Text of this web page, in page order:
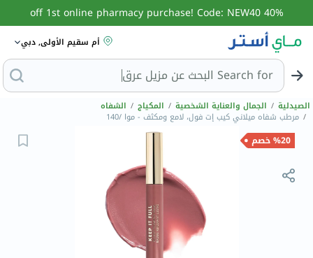
40% off 1st online pharmacy purchase! Code: NEW40
أم سقيم الأولى, دبي
Search for البح
الصيدلية / الجمال والعناية الشخصية / المكياج / الشفاه
/ مرطب شفاه ميلاني كيب إت فول، لامع ومكثف - موا /140
%20 خصم